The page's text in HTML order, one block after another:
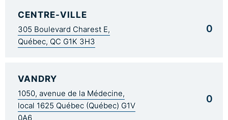
CENTRE-VILLE
305 Boulevard Charest E,
Québec, QC G1K 3H3
0
VANDRY
1050, avenue de la Médecine,
local 1625 Québec (Québec) G1V
0A6
0